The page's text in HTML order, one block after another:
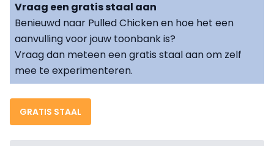
Vraag een gratis staal aan
Benieuwd naar Pulled Chicken en hoe het een
aanvulling voor jouw toonbank is?
Vraag dan meteen een gratis staal aan om zelf
mee te experimenteren.
GRATIS STAAL